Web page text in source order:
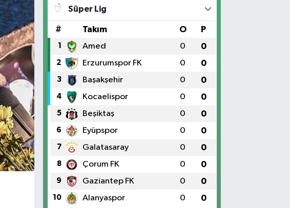
Süper Lig
# Takım O P
1 Amed 0 0
2 Erzurumspor FK 0 0
3 Başakşehir 0 0
4 Kocaelispor 0 0
5 Beşiktaş 0 0
6 Eyüpspor 0 0
7 Galatasaray 0 0
8 Çorum FK 0 0
9 Gaziantep FK 0 0
10 Alanyaspor 0 0